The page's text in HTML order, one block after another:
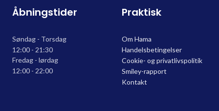
Åbningstider
Søndag - Torsdag
12:00 - 21:30
Fredag - lørdag
12:00 - 22:00
Praktisk
Om Hama
Handelsbetingelser
Cookie- og privatlivspolitik
Smiley-rapport
Kontakt